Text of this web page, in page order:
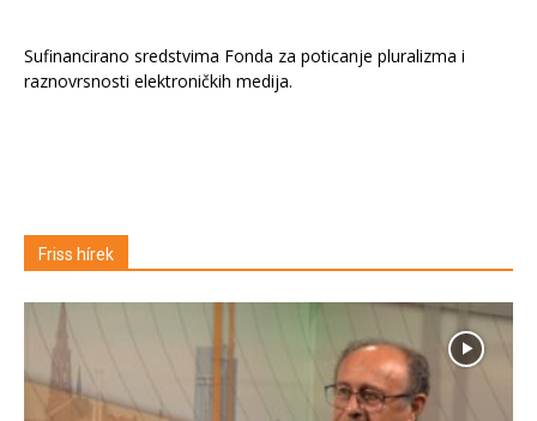
Sufinancirano sredstvima Fonda za poticanje pluralizma i
raznovrsnosti elektroničkih medija.
Friss hírek